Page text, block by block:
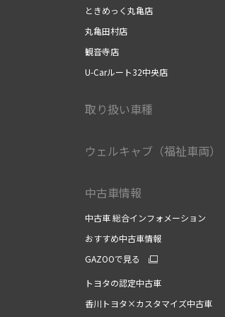
ときめっく丸亀店
丸亀田村店
観音寺店
U-Carルート32中央店
取り扱い車種
ウェルキャブ（福祉車両）
中古車情報
中古車 総合インフォメーション
おすすめ中古車情報
GAZOOで見る
トヨタの認定中古車
香川トヨタ×カスタマイズ中古車